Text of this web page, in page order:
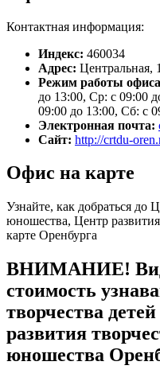
Контактная информация:
Индекс: 460034
Адрес: Центральная,
Режим работы
до 13:00, Ср: с 09:00
09:00 до 13:00, Сб: с
Электронная почта:
Сайт: http://crtdu-
Офис на карте
Узнайте, как добраться до
юношества, Центр
карте Оренбурга
ВНИМАНИЕ!
стоимость
творчества
развития
юношества